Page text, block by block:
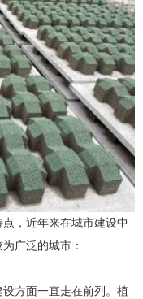
，近年来在城市建设中
广泛的城市：
方面一直走在前列。植